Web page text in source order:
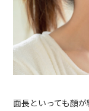
面長といっても顔